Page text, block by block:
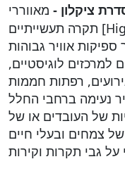
ציקלון - מאווררי
תקרה תעשייתיים [High Volume, Low Speed] HVLS,
ספיקות אוויר גבוהות
למרכזים לוגיסטיים,
רפתות חממות
נעימה ברחבי החלל
של העובדים או של
צמחים ובעלי חיים